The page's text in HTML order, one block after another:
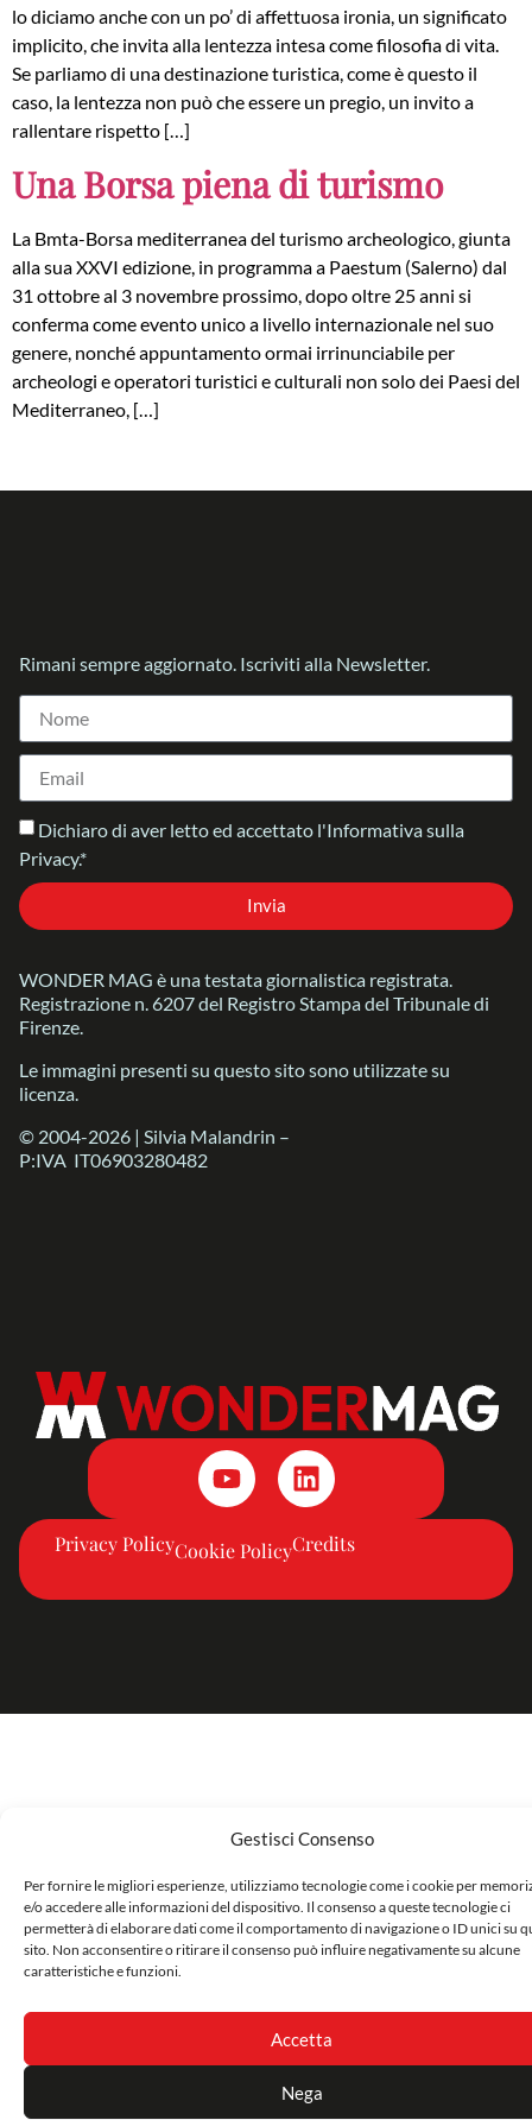
Gestisci Consenso
Per fornire le migliori esperienze, utilizziamo tecnologie come i cookie per
e/o accedere alle informazioni del dispositivo. Il consenso a queste tecnologie ci
permetterà di elaborare dati come il comportamento di navigazione o ID unici su
sito. Non acconsentire o ritirare il consenso può influire negativamente su alcune
caratteristiche e funzioni.
Accetta
Nega
lo diciamo anche con un po’ di affettuosa ironia, un significato
implicito, che invita alla lentezza intesa come filosofia di vita.
Se parliamo di una destinazione turistica, come è questo il
caso, la lentezza non può che essere un pregio, un invito a
rallentare rispetto […]
Una Borsa piena di turismo
La Bmta-Borsa mediterranea del turismo archeologico, giunta
alla sua XXVI edizione, in programma a Paestum (Salerno) dal
31 ottobre al 3 novembre prossimo, dopo oltre 25 anni si
conferma come evento unico a livello internazionale nel suo
genere, nonché appuntamento ormai irrinunciabile per
archeologi e operatori turistici e culturali non solo dei Paesi del
Mediterraneo, […]
Rimani sempre aggiornato. Iscriviti alla Newsletter.
Dichiaro di aver letto ed accettato l'Informativa sulla
Privacy.*
Invia
WONDER MAG è una testata giornalistica registrata.
Registrazione n. 6207 del Registro Stampa del Tribunale di
Firenze.
Le immagini presenti su questo sito sono utilizzate su
licenza.
© 2004-2026 | Silvia Malandrin –
P:IVA IT06903280482
Privacy PolicyCookie PolicyCredits